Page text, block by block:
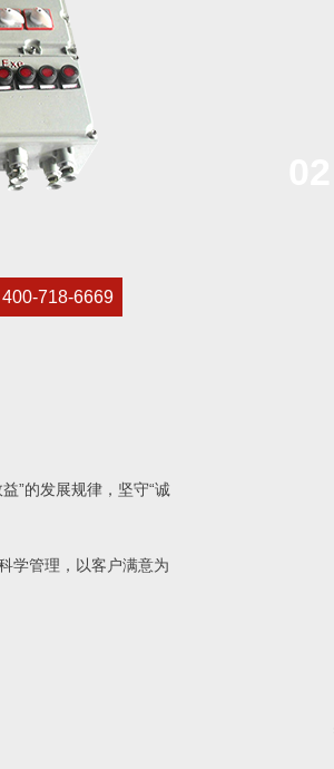
400-718-6669
”的发展规律，坚守“诚
学管理，以客户满意为